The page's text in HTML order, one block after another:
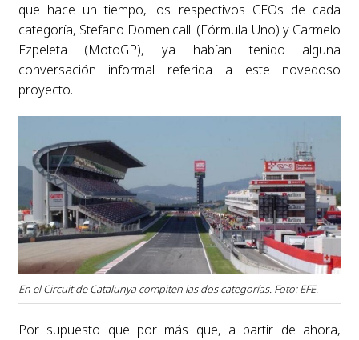
que hace un tiempo, los respectivos CEOs de cada
categoría, Stefano Domenicalli (Fórmula Uno) y Carmelo
Ezpeleta (MotoGP), ya habían tenido alguna
conversación informal referida a este novedoso
proyecto.
En el Circuit de Catalunya compiten las dos categorías. Foto: EFE.
Por supuesto que por más que, a partir de ahora,